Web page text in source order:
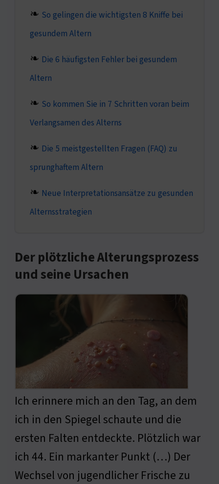
So gelingen die wichtigsten 8 Kniffe bei
gesundem Altern
Die 6 häufigsten Fehler bei gesundem
Altern
So kommen Sie in 7 Schritten voran beim
Verlangsamen des Alterns
Die 5 meistgestellten Fragen (FAQ) zu
sprunghaftem Altern
Neue Interpretationsansätze zu gesunden
Alternsstrategien
Der plötzliche Alterungsprozess
und seine Ursachen
Ich erinnere mich an den Tag, an dem
ich in den Spiegel schaute und die
ersten Falten entdeckte. Plötzlich war
ich 44. Ein markanter Punkt (…) Der
Wechsel von jugendlicher Frische zu